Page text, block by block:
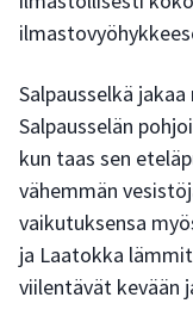
Salpausselkä
Salpausselän
kun taas sen
vähemmän
vaikutuksensa
ja Laatokka
viilentävät kevään